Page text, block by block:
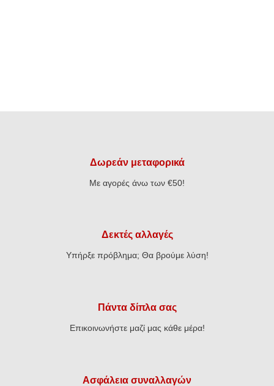
Δωρεάν μεταφορικά
Με αγορές άνω των €50!
Δεκτές αλλαγές
Υπήρξε πρόβλημα; Θα βρούμε λύση!
Πάντα δίπλα σας
Επικοινωνήστε μαζί μας κάθε μέρα!
Ασφάλεια συναλλαγών